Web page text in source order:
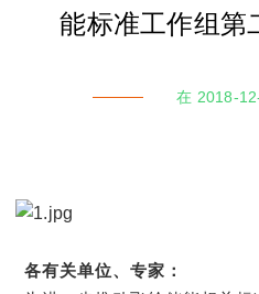
能标准工作组第
在 2018-
各有关单位、专家：